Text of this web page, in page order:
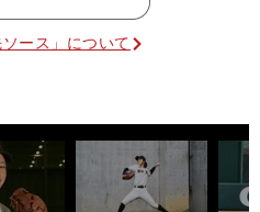
ース」について